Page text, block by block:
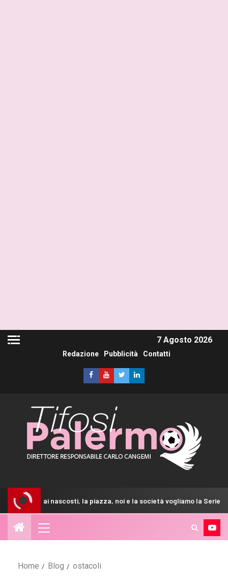
7 Agosto 2026
Redazione Pubblicità Contatti
mai nascosti, la piazza, noi e la società vogliamo la Serie A”
Home Blog ostacoli